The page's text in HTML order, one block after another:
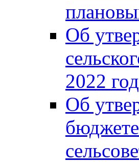
Об
2022 год
Об